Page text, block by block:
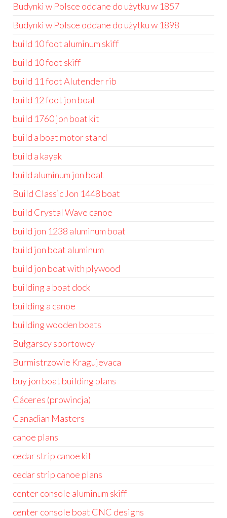
Budynki w Polsce oddane do użytku w 1857
Budynki w Polsce oddane do użytku w 1898
build 10 foot aluminum skiff
build 10 foot skiff
build 11 foot Alutender rib
build 12 foot jon boat
build 1760 jon boat kit
build a boat motor stand
build a kayak
build aluminum jon boat
Build Classic Jon 1448 boat
build Crystal Wave canoe
build jon 1238 aluminum boat
build jon boat aluminum
build jon boat with plywood
building a boat dock
building a canoe
building wooden boats
Bułgarscy sportowcy
Burmistrzowie Kragujevaca
buy jon boat building plans
Cáceres (prowincja)
Canadian Masters
canoe plans
cedar strip canoe kit
cedar strip canoe plans
center console aluminum skiff
center console boat CNC designs